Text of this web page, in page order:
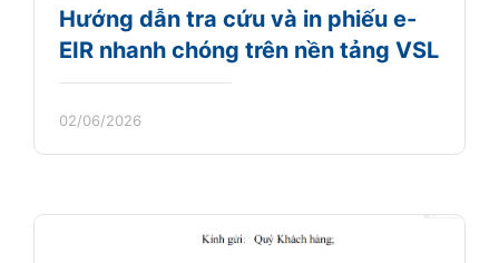
Hướng dẫn tra cứu và in phiếu e-
EIR nhanh chóng trên nền tảng VSL
02/06/2026